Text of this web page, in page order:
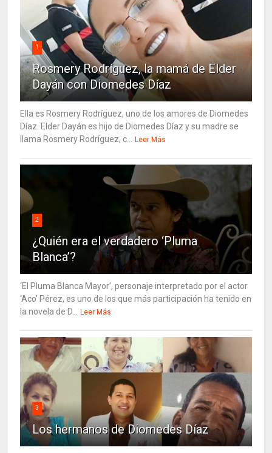
1
Rosmery Rodríguez, la mamá de Elder
Dayán con Diomedes Díaz
Ella es Rosmery Rodríguez, uno de los amores de Diomedes
Díaz. Elder Dayán es hijo de Diomedes Díaz y su madre se
llama Rosmery Rodríguez, c...
Leer Más
2
¿Quién era el verdadero ‘Pluma
Blanca’?
‘El Pluma Blanca Mayor’, personaje interpretado por el actor
‘Aco’ Pérez, es uno de los que más participación ha tenido en
la novela de D...
Leer Más
3
Los hermanos de Diomedes Díaz